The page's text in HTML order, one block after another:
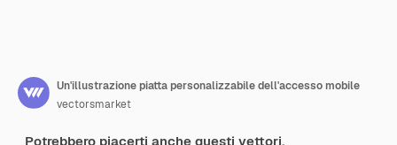
Un'illustrazione piatta personalizzabile dell'accesso mobile
vectorsmarket
Potrebbero piacerti anche questi vettori.